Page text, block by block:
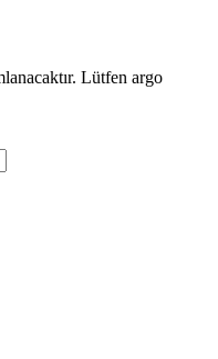
Lütfen argo